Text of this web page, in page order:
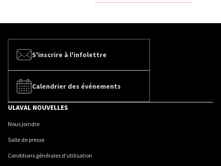
S'inscrire à l'infolettre
Calendrier des événements
ULAVAL NOUVELLES
Nous joindre
Salle de presse
Conditions générales d'utilisation